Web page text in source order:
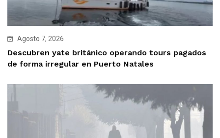
Agosto 7, 2026
Descubren yate británico operando tours pagados
de forma irregular en Puerto Natales